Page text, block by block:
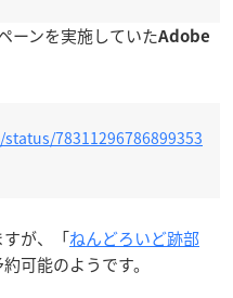
ーンを実施していたAdobe
78311296786899353
が、「ねんどろいど跡部
可能のようです。